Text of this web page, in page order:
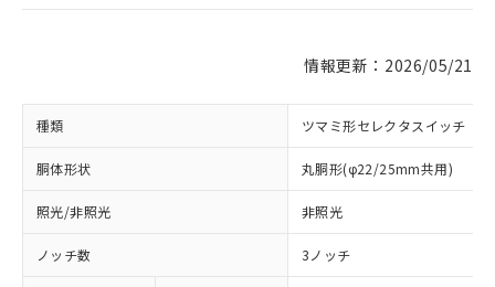
情報更新：2026/05/21
種類 ツマミ形セレクタスイッチ
胴体形状 丸胴形(φ22/25mm共用)
照光/非照光 非照光
ノッチ数 3ノッチ